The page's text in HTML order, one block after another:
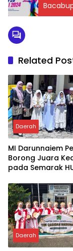
Volly
Related
Daerah
MI Darunnaiem
Borong Juara
pada Semarak
Daerah